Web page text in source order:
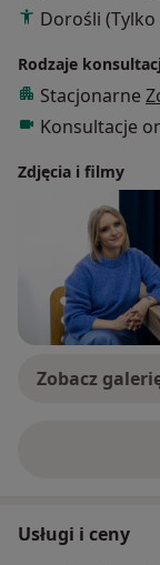
Dorośli
Rodzaje
Stacjonarne
Konsultacje
Zdjęcia i filmy
Zobacz
Usługi i ceny